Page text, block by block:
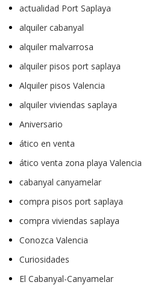
actualidad Port Saplaya
alquiler cabanyal
alquiler malvarrosa
alquiler pisos port saplaya
Alquiler pisos Valencia
alquiler viviendas saplaya
Aniversario
ático en venta
ático venta zona playa Valencia
cabanyal canyamelar
compra pisos port saplaya
compra viviendas saplaya
Conozca Valencia
Curiosidades
El Cabanyal-Canyamelar